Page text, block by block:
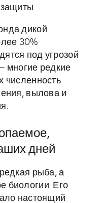
дикой
30%
под угрозой
многие редкие
численность
вылова и
дней
рыба, а
биологии. Его
настоящий